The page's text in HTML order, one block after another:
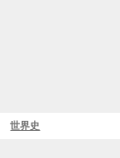
世界史